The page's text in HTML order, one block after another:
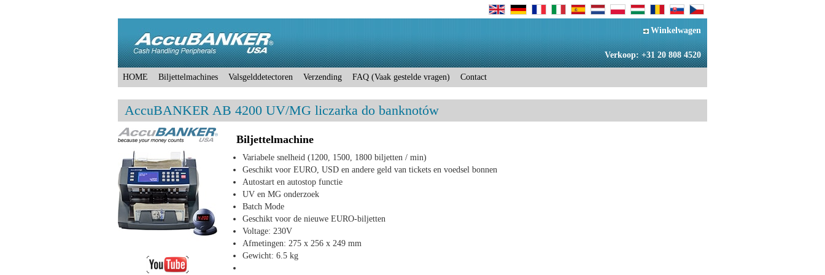
Winkelwagen
Verkoop: +31 20 808 4520
HOME Biljettelmachines Valsgelddetectoren Verzending FAQ (Vaak gestelde vragen) Contact
AccuBANKER AB 4200 UV/MG liczarka do banknotów
Biljettelmachine
Variabele snelheid (1200, 1500, 1800 biljetten / min)
Geschikt voor EURO, USD en andere geld van tickets en voedsel bonnen
Autostart en autostop functie
UV en MG onderzoek
Batch Mode
Geschikt voor de nieuwe EURO-biljetten
Voltage: 230V
Afmetingen: 275 x 256 x 249 mm
Gewicht: 6.5 kg